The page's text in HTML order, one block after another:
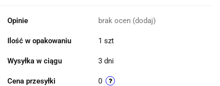
Opinie brak ocen (dodaj)
Ilość w opakowaniu 1 szt
Wysyłka w ciągu 3 dni
Cena przesyłki 0